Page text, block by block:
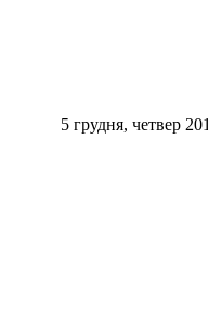
5 грудня, четвер